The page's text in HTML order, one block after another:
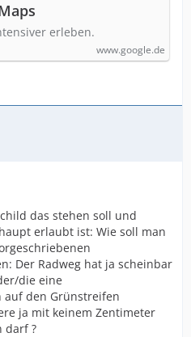
erleben.
www.google.de
das stehen soll und
erlaubt ist: Wie soll man
Der Radweg hat ja scheinbar
die eine
auf den Grünstreifen
ja mit keinem Zentimeter
darf ?